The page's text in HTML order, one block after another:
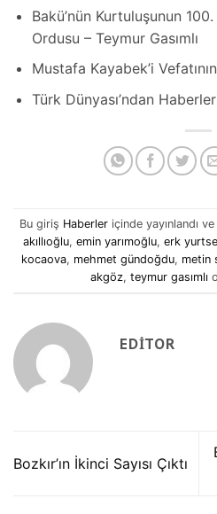
Bakü’nün Kurtuluşunun
Ordusu – Teymur Gasımlı
Mustafa Kayabek’i
Türk Dünyası’ndan
Bu giriş Haberler içinde yayınlandı ve
akıllıoğlu, emin yarımoğlu, erk
kocaova, mehmet gündoğdu, metin
akgöz, teymur gasımlı
EDITOR
Bozkır’ın İkinci Sayısı Çıktı